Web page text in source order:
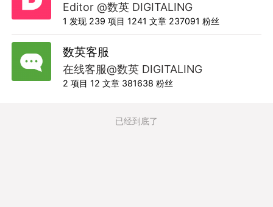
Editor @数英 DIGITALING
1 发现 239 项目 1241 文章 237091 粉丝
数英客服
在线客服@数英 DIGITALING
2 项目 12 文章 381638 粉丝
已经到底了